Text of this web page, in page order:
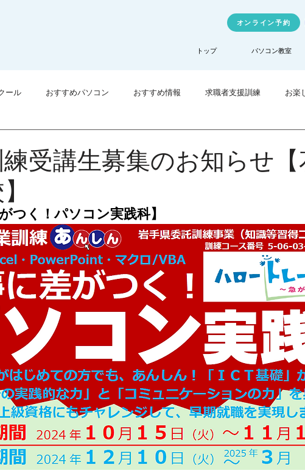
オンライン予約
トップ パソコン教室
ール おすすめパソコン おすすめ情報 求職者支援訓練 お楽
受講生募集のお知らせ
つく！パソコン実践科】